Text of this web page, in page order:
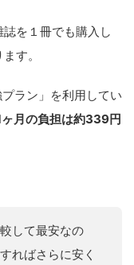
を１冊でも購入し
す。
ラン」を利用してい
ヶ月の負担は約339円
して最安なの
ればさらに安く